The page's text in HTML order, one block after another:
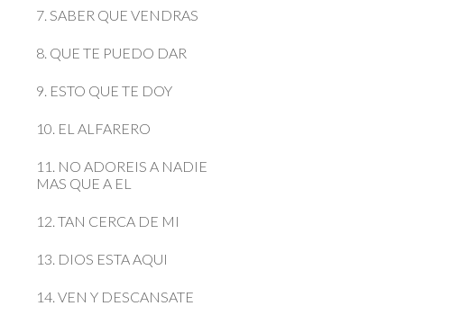
7. SABER QUE VENDRAS
8. QUE TE PUEDO DAR
9. ESTO QUE TE DOY
10. EL ALFARERO
11. NO ADOREIS A NADIE
MAS QUE A EL
12. TAN CERCA DE MI
13. DIOS ESTA AQUI
14. VEN Y DESCANSATE